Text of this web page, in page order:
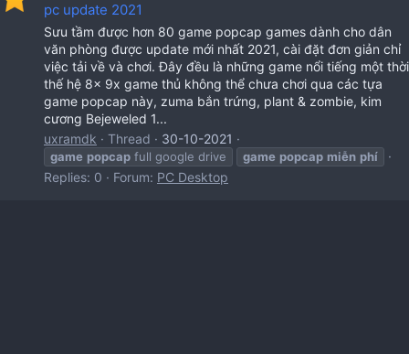
pc update 2021
Sưu tầm được hơn 80 game popcap games dành cho dân
văn phòng được update mới nhất 2021, cài đặt đơn giản chỉ
việc tải về và chơi. Đây đều là những game nổi tiếng một thời
thế hệ 8x 9x game thủ không thể chưa chơi qua các tựa
game popcap này, zuma bắn trứng, plant & zombie, kim
cương Bejeweled 1...
uxramdk
Thread 30-10-2021
game popcap full google drive game popcap miễn phí
Replies: 0 Forum: PC Desktop